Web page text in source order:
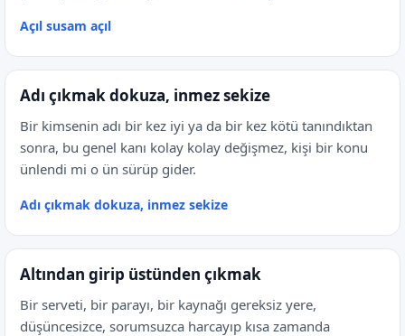
Açıl susam açıl
Adı çıkmak dokuza, inmez sekize
Bir kimsenin adı bir kez iyi ya da bir kez kötü tanındıktan
sonra, bu genel kanı kolay kolay değişmez, kişi bir konu
ünlendi mi o ün sürüp gider.
Adı çıkmak dokuza, inmez sekize
Altından girip üstünden çıkmak
Bir serveti, bir parayı, bir kaynağı gereksiz yere,
düşüncesizce, sorumsuzca harcayıp kısa zamanda